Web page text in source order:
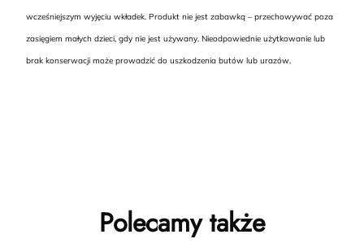
wcześniejszym wyjęciu wkładek. Produkt nie jest zabawką – przechowywać poza
zasięgiem małych dzieci, gdy nie jest używany. Nieodpowiednie użytkowanie lub
brak konserwacji może prowadzić do uszkodzenia butów lub urazów.
Polecamy także